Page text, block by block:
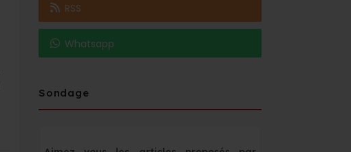
RSS
Whatsapp
Sondage